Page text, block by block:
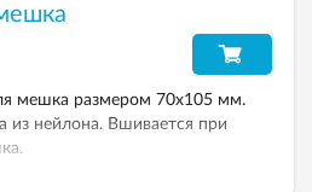
мешка размером 70х105 мм.
из нейлона. Вшивается при